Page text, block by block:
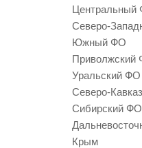
Центральный
Северо-
Южный ФО
Приволжский
Уральский ФО
Северо-
Сибирский ФО
Крым